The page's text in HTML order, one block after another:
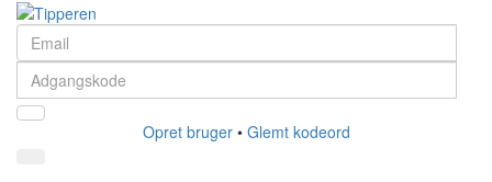
Opret bruger• Glemt kodeord